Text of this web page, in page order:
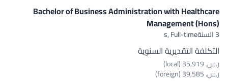
Bachelor of Business Administration with Healthcare
Management (Hons)
3 السنةs, Full-time
التكلفة التقديرية السنوية
ر.س.‏ 35,919 (local)
ر.س.‏ 39,585 (foreign)